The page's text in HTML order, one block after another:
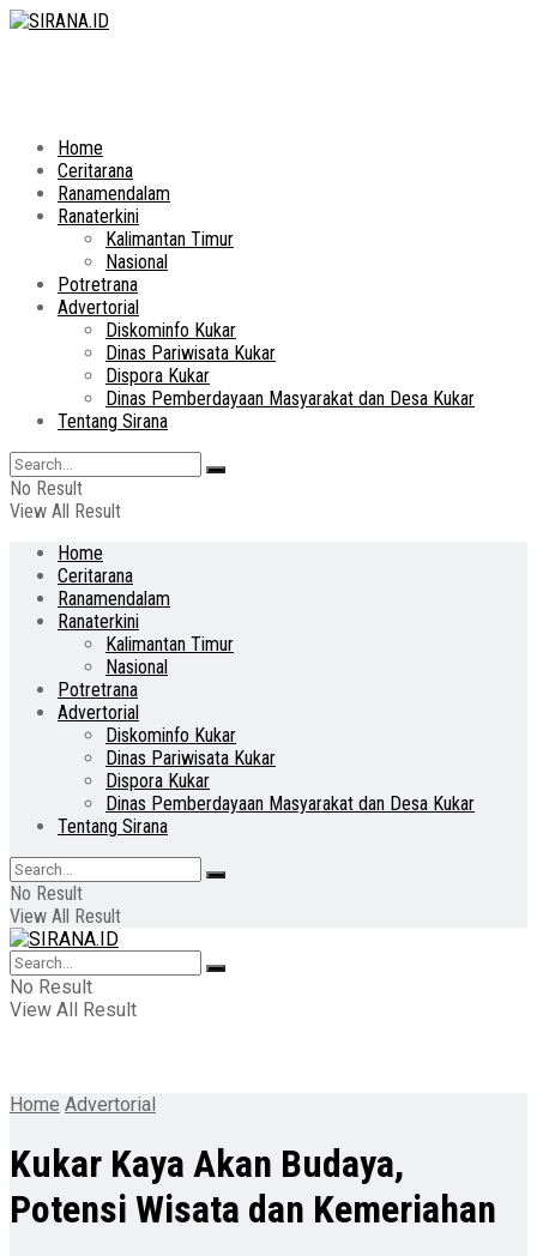
Home
Ceritarana
Ranamendalam
Ranaterkini
Kalimantan Timur
Nasional
Potretrana
Advertorial
Diskominfo Kukar
Dinas Pariwisata Kukar
Dispora Kukar
Dinas Pemberdayaan Masyarakat dan Desa Kukar
Tentang Sirana
No Result
View All Result
Home
Ceritarana
Ranamendalam
Ranaterkini
Kalimantan Timur
Nasional
Potretrana
Advertorial
Diskominfo Kukar
Dinas Pariwisata Kukar
Dispora Kukar
Dinas Pemberdayaan Masyarakat dan Desa Kukar
Tentang Sirana
No Result
View All Result
No Result
View All Result
Home Advertorial
Kukar Kaya Akan Budaya,
Potensi Wisata dan Kemeriahan